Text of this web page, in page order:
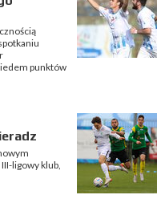
punktów
ligowy klub,